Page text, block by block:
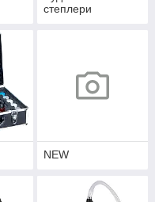
степлери
NEW